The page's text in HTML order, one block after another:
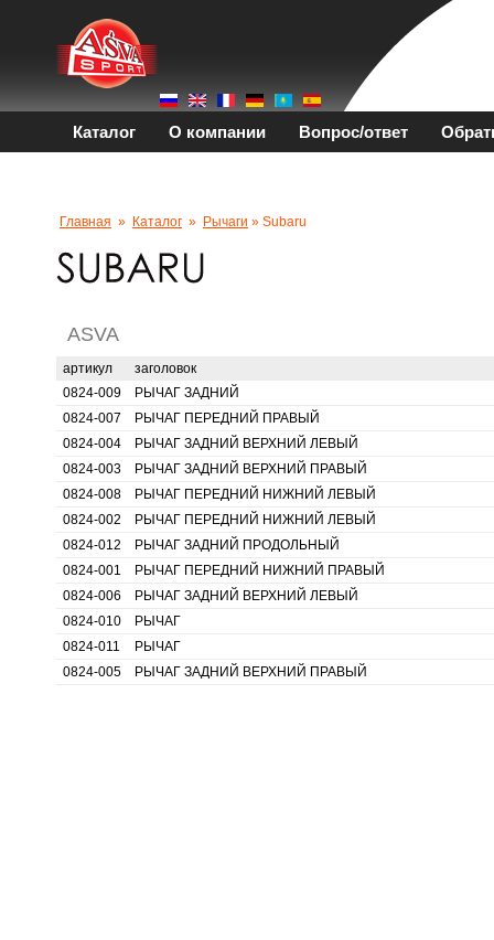
Каталог О компании Вопрос/ответ
Главная » Каталог » Рычаги » Subaru
ASVA
артикул
заголовок
0824-009
РЫЧАГ ЗАДНИЙ
0824-007
РЫЧАГ ПЕРЕДНИЙ ПРАВЫЙ
0824-004
РЫЧАГ ЗАДНИЙ ВЕРХНИЙ ЛЕВЫЙ
0824-003
РЫЧАГ ЗАДНИЙ ВЕРХНИЙ ПРАВЫЙ
0824-008
РЫЧАГ ПЕРЕДНИЙ НИЖНИЙ ЛЕВЫЙ
0824-002
РЫЧАГ ПЕРЕДНИЙ НИЖНИЙ ЛЕВЫЙ
0824-012
РЫЧАГ ЗАДНИЙ ПРОДОЛЬНЫЙ
0824-001
РЫЧАГ ПЕРЕДНИЙ НИЖНИЙ ПРАВЫЙ
0824-006
РЫЧАГ ЗАДНИЙ ВЕРХНИЙ ЛЕВЫЙ
0824-010
РЫЧАГ
0824-011
РЫЧАГ
0824-005
РЫЧАГ ЗАДНИЙ ВЕРХНИЙ ПРАВЫЙ